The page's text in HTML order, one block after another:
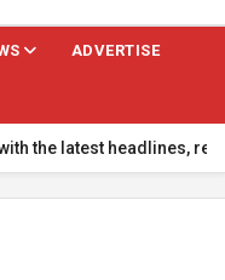
ADVERTISE
the latest headlines,